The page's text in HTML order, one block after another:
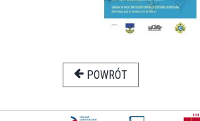
POWRÓT